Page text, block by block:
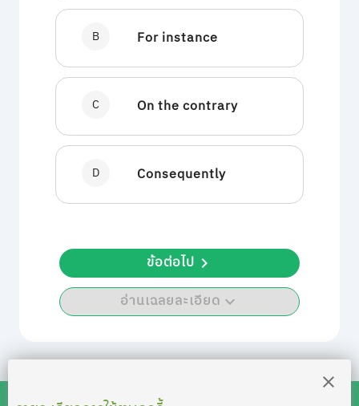
B For instance
C On the contrary
D Consequently
อ่านเฉลยละเอียด
ข้อต่อไป